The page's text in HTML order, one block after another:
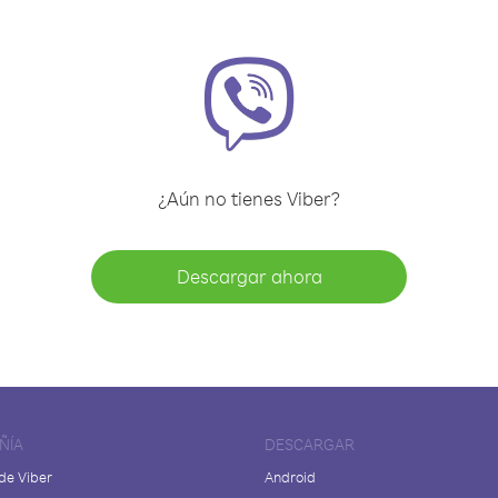
¿Aún no tienes Viber?
Descargar ahora
Viber
DESCARGAR
Android